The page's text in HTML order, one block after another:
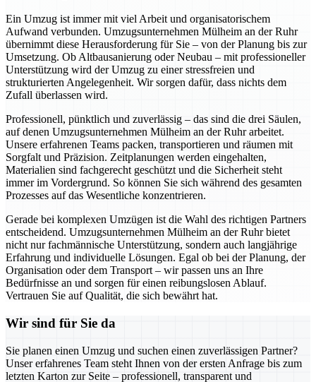
Ein Umzug ist immer mit viel Arbeit und organisatorischem
Aufwand verbunden. Umzugsunternehmen Mülheim an der Ruhr
übernimmt diese Herausforderung für Sie – von der Planung bis zur
Umsetzung. Ob Altbausanierung oder Neubau – mit professioneller
Unterstützung wird der Umzug zu einer stressfreien und
strukturierten Angelegenheit. Wir sorgen dafür, dass nichts dem
Zufall überlassen wird.
Professionell, pünktlich und zuverlässig – das sind die drei Säulen,
auf denen Umzugsunternehmen Mülheim an der Ruhr arbeitet.
Unsere erfahrenen Teams packen, transportieren und räumen mit
Sorgfalt und Präzision. Zeitplanungen werden eingehalten,
Materialien sind fachgerecht geschützt und die Sicherheit steht
immer im Vordergrund. So können Sie sich während des gesamten
Prozesses auf das Wesentliche konzentrieren.
Gerade bei komplexen Umzügen ist die Wahl des richtigen Partners
entscheidend. Umzugsunternehmen Mülheim an der Ruhr bietet
nicht nur fachmännische Unterstützung, sondern auch langjährige
Erfahrung und individuelle Lösungen. Egal ob bei der Planung, der
Organisation oder dem Transport – wir passen uns an Ihre
Bedürfnisse an und sorgen für einen reibungslosen Ablauf.
Vertrauen Sie auf Qualität, die sich bewährt hat.
Wir sind für Sie da
Sie planen einen Umzug und suchen einen zuverlässigen Partner?
Unser erfahrenes Team steht Ihnen von der ersten Anfrage bis zum
letzten Karton zur Seite – professionell, transparent und